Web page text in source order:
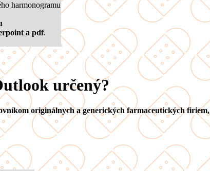
harmonogramu
a pdf.
určený?
originálnych a generických farmaceutických firiem,